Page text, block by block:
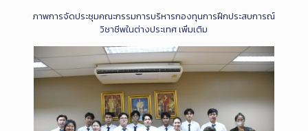
ภาพการจัดประชุมคณะกรรมการบริหารกองทุนการฝึกประสบการณ์
วิชาชีพในต่างประเทศ เพิ่มเติม